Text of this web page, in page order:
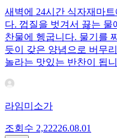
새벽에 24시간 식자재마
다. 껍질을 벗겨서 끓는
찬물에 헹굽니다. 물기를
듯이 갖은 양념으로 버무
놀라는 맛있는 반찬이 됩
라임미소가
조회수 2,22226.08.01